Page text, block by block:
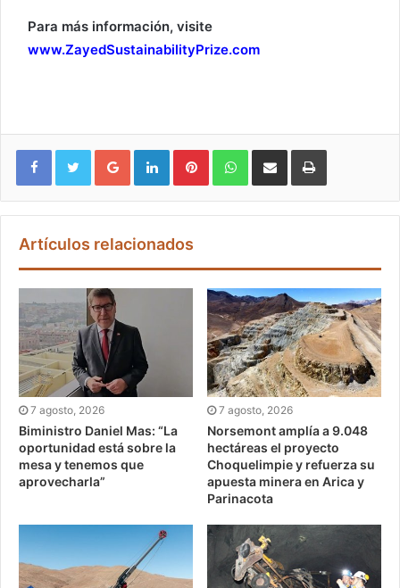
Para más información, visite
www.ZayedSustainabilityPrize.com
Google+ LinkedIn Pinterest WhatsApp
Artículos relacionados
7 agosto, 2026
Biministro Daniel Mas: “La
oportunidad está sobre la
mesa y tenemos que
aprovecharla”
7 agosto, 2026
Norsemont amplía a 9.048
hectáreas el proyecto
Choquelimpie y refuerza su
apuesta minera en Arica y
Parinacota